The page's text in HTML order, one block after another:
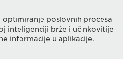
optimiranje poslovnih procesa
inteligenciji brže i učinkovitije
informacije u aplikacije.